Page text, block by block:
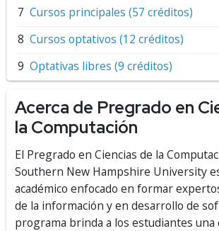
Cursos principales (57 créditos)
Cursos optativos (12 créditos)
Optativas libres (9 créditos)
Acerca de Pregrado en
la Computación
El Pregrado en Ciencias de la
Southern New Hampshire University
académico enfocado en formar
de la información y en desarrollo de
programa brinda a los estudiantes una